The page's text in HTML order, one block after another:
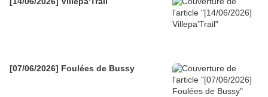
[07/06/2026] Foulées de Bussy